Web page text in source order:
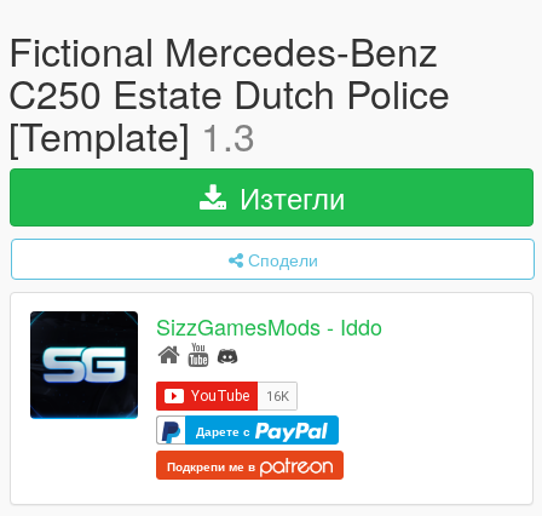
Fictional Mercedes-Benz
C250 Estate Dutch Police
[Template] 1.3
Изтегли
Сподели
SizzGamesMods - Iddo
Дарете с
Подкрепи ме в